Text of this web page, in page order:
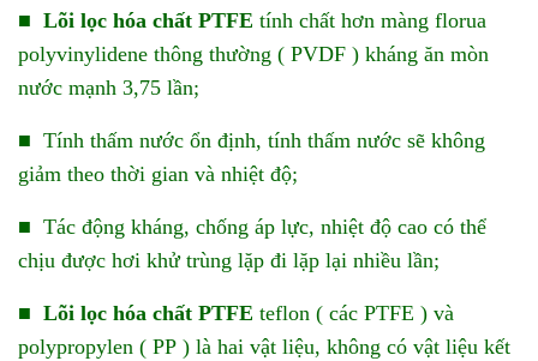
■ Lõi lọc hóa chất PTFE tính chất hơn màng florua
polyvinylidene thông thường ( PVDF ) kháng ăn mòn
nước mạnh 3,75 lần;
■ Tính thấm nước ổn định, tính thấm nước sẽ không
giảm theo thời gian và nhiệt độ;
■ Tác động kháng, chống áp lực, nhiệt độ cao có thể
chịu được hơi khử trùng lặp đi lặp lại nhiều lần;
■ Lõi lọc hóa chất PTFE teflon ( các PTFE ) và
polypropylen ( PP ) là hai vật liệu, không có vật liệu kết